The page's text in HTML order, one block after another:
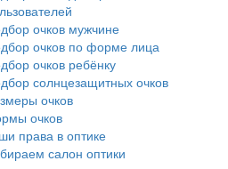
очков мужчине
очков по форме лица
очков ребёнку
солнцезащитных очков
очков
очков
права в оптике
салон оптики